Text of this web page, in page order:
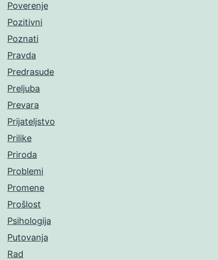
Poverenje
Pozitivni
Poznati
Pravda
Predrasude
Preljuba
Prevara
Prijateljstvo
Prilike
Priroda
Problemi
Promene
Prošlost
Psihologija
Putovanja
Rad